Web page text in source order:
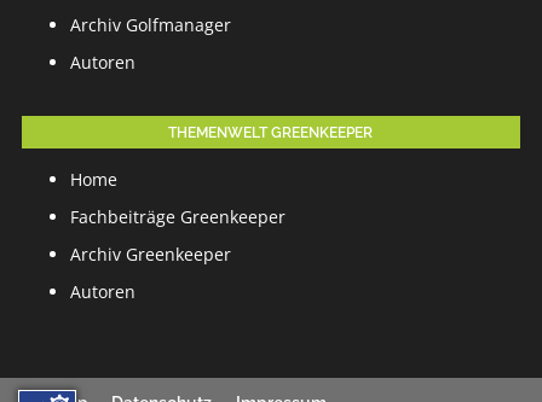
Archiv Golfmanager
Autoren
THEMENWELT GREENKEEPER
Home
Fachbeiträge Greenkeeper
Archiv Greenkeeper
Autoren